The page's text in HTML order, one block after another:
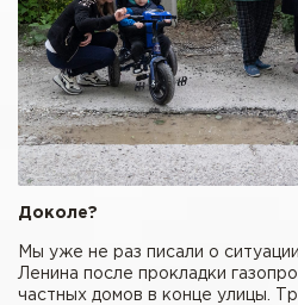
Доколе?
Мы уже не раз писали о
Ленина после прокладки
частных домов в конце улицы.